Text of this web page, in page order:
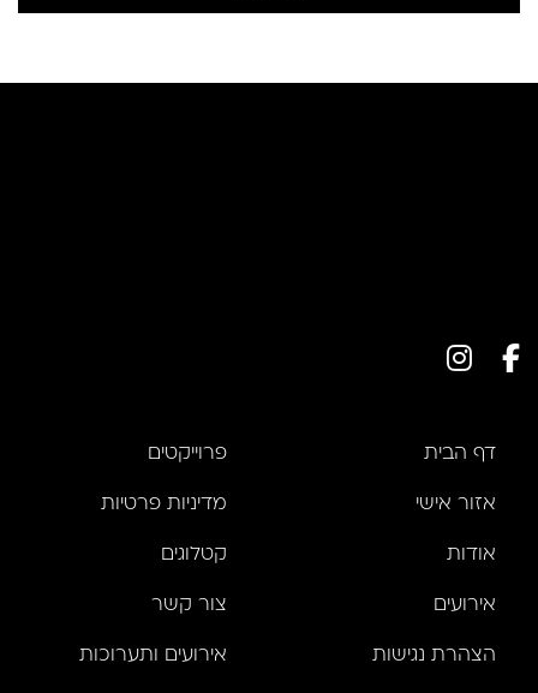
דף הבית פרוייקטים
אזור אישי מדיניות פרטיות
אודות קטלוגים
אירועים צור קשר
הצהרת נגישות אירועים ותערוכות